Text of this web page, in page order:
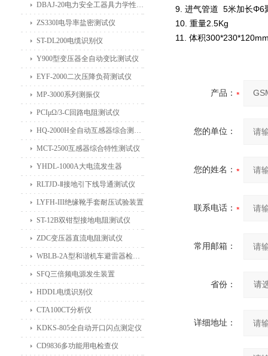
9. 进气管道 5米加长Φ6
10. 重量2.5Kg
11. 体积
产品：
您的单位：
您的姓名：
联系电话：
常用邮箱：
省份：
详细地址：
DBAJ-20电力安全工器具力学性能试验机
ZS330I电导率盐密测试仪
ST-DL200电缆识别仪
Y900型变压器全自动变比测试仪
EYF-2000二次压降负荷测试仪
MP-3000系列测振仪
PCIμΩ/3-C回路电阻测试仪
HQ-2000H全自动互感器综合测试仪
MCT-2500互感器综合特性测试仪
YHDL-1000A大电流发生器
RLTJD-Ⅱ接地引下线导通测试仪
LYFH-III绝缘靴手套耐压试验装置
ST-12B双钳型接地电阻测试仪
ZDC变压器直流电阻测试仪
WBLB-2A型和谐机车避雷器检测仪
SFQ三倍频电源发生装置
HDDL电缆识别仪
CTA100CT分析仪
KDKS-805全自动开口闪点测定仪
CD9836多功能用电检查仪